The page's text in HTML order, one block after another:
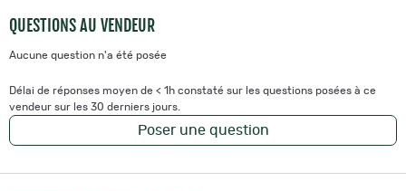
QUESTIONS AU VENDEUR
Aucune question n'a été posée
Délai de réponses moyen de < 1h constaté sur les questions posées à ce
vendeur sur les 30 derniers jours.
Poser une question